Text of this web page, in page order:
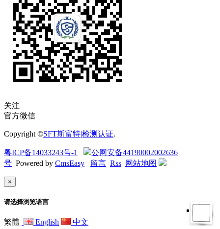
关注
官方微信
Copyright ©SFT斯富特|检测认证.
粤ICP备14033243号-1
公网安备44190002002636
号 Powered by CmsEasy 留言 Rss 网站地图
×
请选择浏览语言
繁體 English 中文